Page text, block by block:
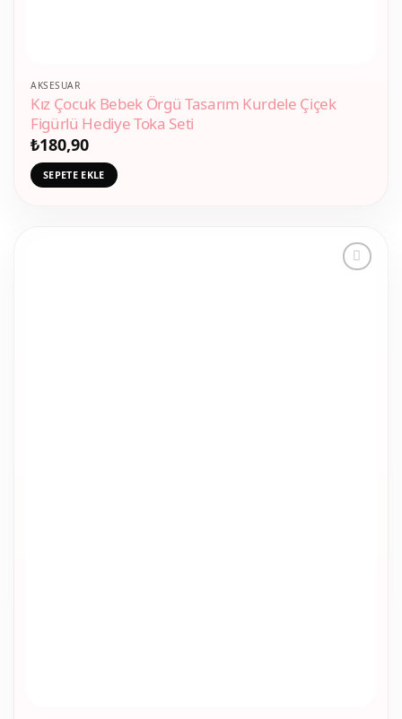
AKSESUAR
Kız Çocuk Bebek Örgü Tasarım Kurdele Çiçek
Figürlü Hediye Toka Seti
₺180,90
SEPETE EKLE